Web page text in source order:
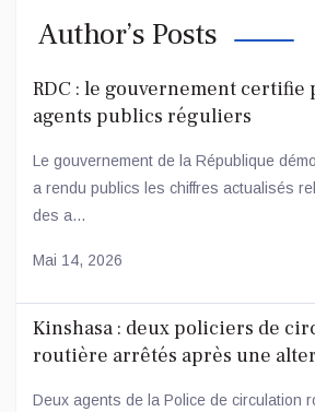
Author’s Posts
RDC : le gouvernement certifie
agents publics réguliers
Le gouvernement de la République
a rendu publics les chiffres actualisés
des a...
Mai 14, 2026
Kinshasa : deux policiers de
routière arrêtés après une
Deux agents de la Police de circulation